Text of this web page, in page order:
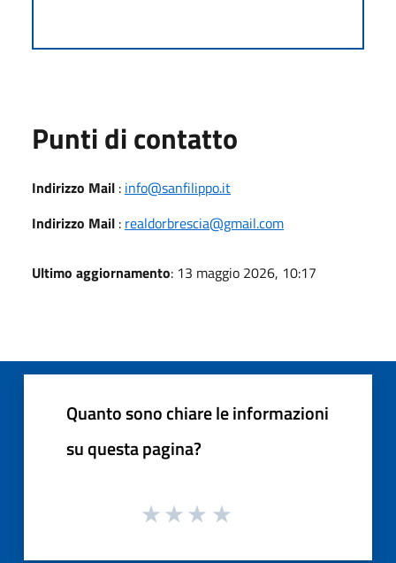
Punti di contatto
Indirizzo Mail : info@sanfilippo.it
Indirizzo Mail : realdorbrescia@gmail.com
Ultimo aggiornamento: 13 maggio 2026, 10:17
Quanto sono chiare le informazioni
su questa pagina?